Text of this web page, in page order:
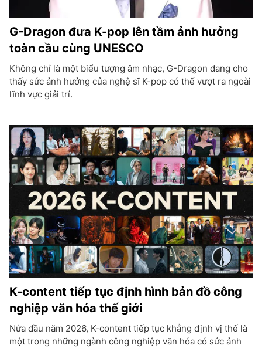
G-Dragon đưa K-pop lên tầm ảnh hưởng
toàn cầu cùng UNESCO
Không chỉ là một biểu tượng âm nhạc, G-Dragon đang cho
thấy sức ảnh hưởng của nghệ sĩ K-pop có thể vượt ra ngoài
lĩnh vực giải trí.
K-content tiếp tục định hình bản đồ công
nghiệp văn hóa thế giới
Nửa đầu năm 2026, K-content tiếp tục khẳng định vị thế là
một trong những ngành công nghiệp văn hóa có sức ảnh